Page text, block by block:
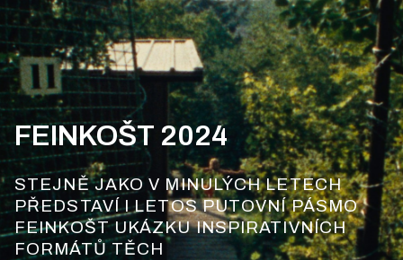
FEINKOŠT 2024
STEJNĚ JAKO V MINULÝCH LETECH
PŘEDSTAVÍ I LETOS PUTOVNÍ PÁSMO
FEINKOŠT UKÁZKU INSPIRATIVNÍCH
FORMÁTŮ TĚCH